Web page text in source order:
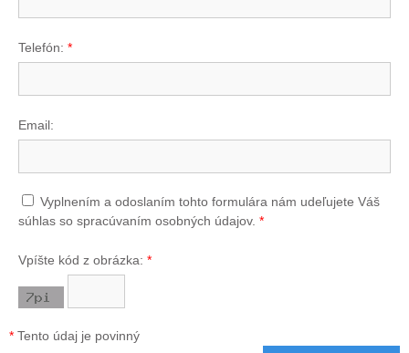
Telefón: *
Email:
Vyplnením a odoslaním tohto formulára nám udeľujete Váš
súhlas so spracúvaním osobných údajov. *
Vpíšte kód z obrázka: *
* Tento údaj je povinný